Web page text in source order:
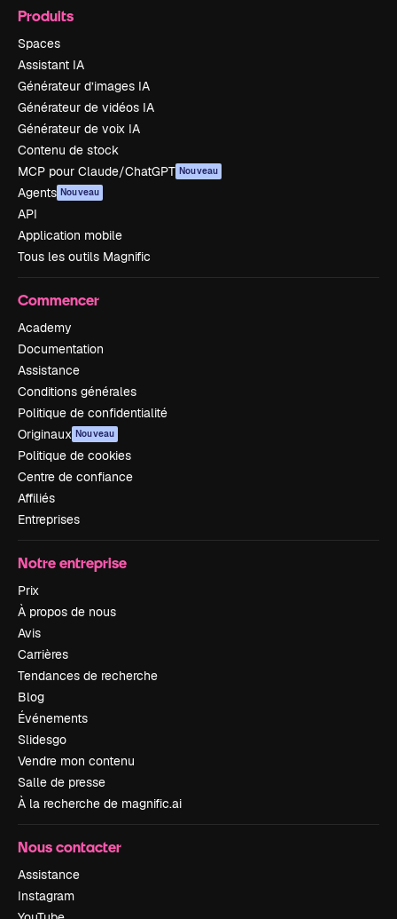
Produits
Spaces
Assistant IA
Générateur d’images IA
Générateur de vidéos IA
Générateur de voix IA
Contenu de stock
MCP pour Claude/ChatGPT Nouveau
Agents Nouveau
API
Application mobile
Tous les outils Magnific
Commencer
Academy
Documentation
Assistance
Conditions générales
Politique de confidentialité
Originaux Nouveau
Politique de cookies
Centre de confiance
Affiliés
Entreprises
Notre entreprise
Prix
À propos de nous
Avis
Carrières
Tendances de recherche
Blog
Événements
Slidesgo
Vendre mon contenu
Salle de presse
À la recherche de magnific.ai
Nous contacter
Assistance
Instagram